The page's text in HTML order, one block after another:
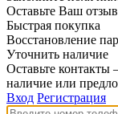
Оставьте Ваш отзыв
Быстрая покупка
Восстановление
Уточнить наличие
Оставьте
наличие или
Вход Регистрация